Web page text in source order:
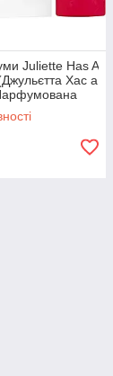
Juliette Has A
Хас а